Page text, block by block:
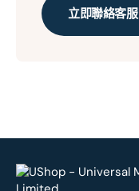
立即聯絡客服